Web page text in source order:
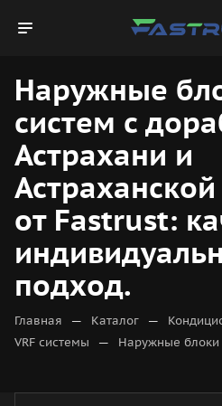
Наружные
систем с
Астрахани и
от Fastrust:
подход.
Главная — Каталог —
VRF системы — Наружные блоки